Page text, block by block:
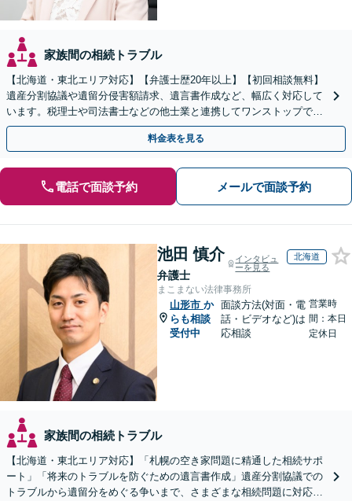
家族間の相続トラブル
【北海道・東北エリア対応】【弁護士歴20年以上】【初回相談無料】
遺産分割協議や遺留分侵害額請求、遺言書作成など、幅広く対応して
います。税理士や司法書士などの他士業と連携してワンストップでの
解決が可能です。ぜひご相談ください。
料金表を見る
電話で面談予約 メールで面談予約
池田 慎介
弁護士
インタビュ
ーを見る
北海道
まこまない法律事務所
山形市 か
らも相談
受付中
面談方法(対面・電
話・ビデオなど)は
応相談
営業時
間：本日
定休日
家族間の相続トラブル
【北海道・東北エリア対応】「札幌の空き家問題に精通した相続サポ
ート」「将来のトラブルを防ぐための遺言書作成」遺産分割協議での
トラブルから遺留分をめぐる争いまで、さまざまな相続問題に対応し